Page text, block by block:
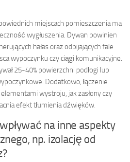
miejscach pomieszczenia ma
wygłuszenia. Dywan powinien
hałas oraz odbijających fale
wypoczynku czy ciągi komunikacyjne.
25-40% powierzchni podłogi lub
Dodatkowo, łączenie
wystroju, jak zasłony czy
efekt tłumienia dźwięków.
na inne aspekty
np. izolację od